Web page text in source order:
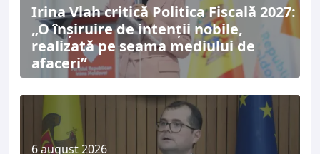
Irina Vlah critică Politica Fiscală 2027:
„O înșiruire de intenții nobile,
realizată pe seama mediului de
afaceri”
6 august 2026